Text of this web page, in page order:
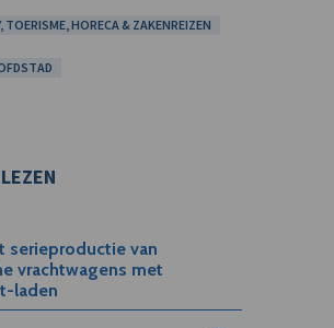
HORECA & ZAKENREIZEN
serieproductie van
vrachtwagens met
laden